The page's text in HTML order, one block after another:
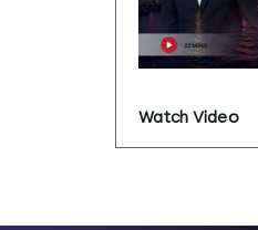
Watch Video